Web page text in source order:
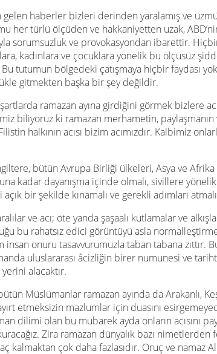
gelen haberler bizleri derinden yaralamış ve
her türlü ölçüden ve hakkaniyetten uzak,
sorumsuzluk ve provokasyondan ibarettir.
kadınlara ve çocuklara yönelik bu ölçüsüz
tutumun bölgedeki çatışmaya hiçbir faydası
gitmekten başka bir şey değildir.
ramazan ayına girdiğini görmek bizlere
biliyoruz ki ramazan merhametin, paylaşmanın
halkının acısı bizim acımızdır. Kalbimiz
bütün Avrupa Birliği ülkeleri, Asya ve
kadar dayanışma içinde olmalı, sivillere
açık bir şekilde kınamalı ve gerekli adımları
ve acı; öte yanda şaşaalı kutlamalar ve
bu rahatsız edici görüntüyü asla
onuru tasavvurumuzla taban tabana zıttır.
uluslararası âcizliğin birer numunesi ve
alacaktır.
Müslümanlar ramazan ayında da Arakanlı,
etmeksizin mazlumlar için duasını
dilimi olan bu mübarek ayda onların acısını
Zira ramazan dünyalık bazı nimetlerden
kalmaktan çok daha fazlasıdır. Oruç ve namaz